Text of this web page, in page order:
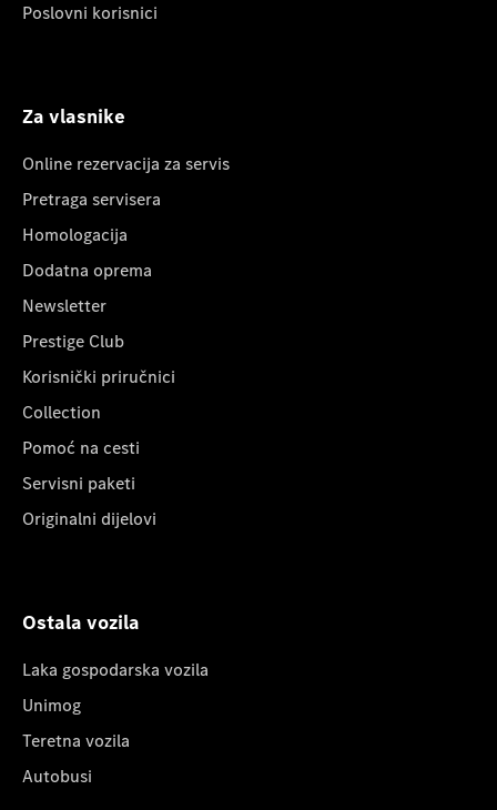
Poslovni korisnici
Za vlasnike
Online rezervacija za servis
Pretraga servisera
Homologacija
Dodatna oprema
Newsletter
Prestige Club
Korisnički priručnici
Collection
Pomoć na cesti
Servisni paketi
Originalni dijelovi
Ostala vozila
Laka gospodarska vozila
Unimog
Teretna vozila
Autobusi